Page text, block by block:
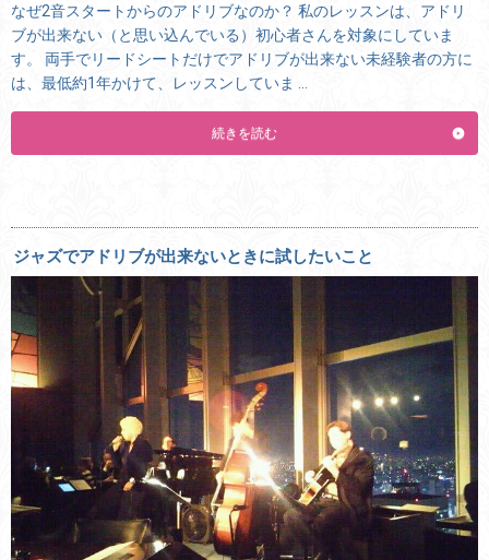
なぜ2音スタートからのアドリブなのか？ 私のレッスンは、アドリ
ブが出来ない（と思い込んでいる）初心者さんを対象にしていま
す。 両手でリードシートだけでアドリブが出来ない未経験者の方に
は、最低約1年かけて、レッスンしていま …
続きを読む
ジャズでアドリブが出来ないときに試したいこと